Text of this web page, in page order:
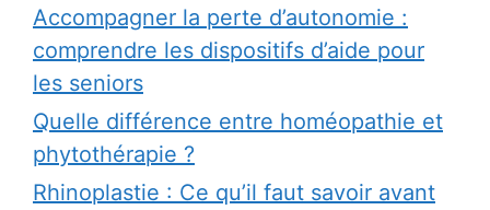
Accompagner la perte d’autonomie :
comprendre les dispositifs d’aide pour
les seniors
Quelle différence entre homéopathie et
phytothérapie ?
Rhinoplastie : Ce qu’il faut savoir avant